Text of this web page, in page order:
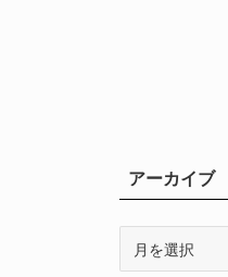
アーカイブ